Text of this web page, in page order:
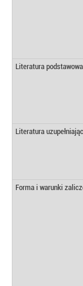
Literatura podstawowa
Literatura
Forma i warunki